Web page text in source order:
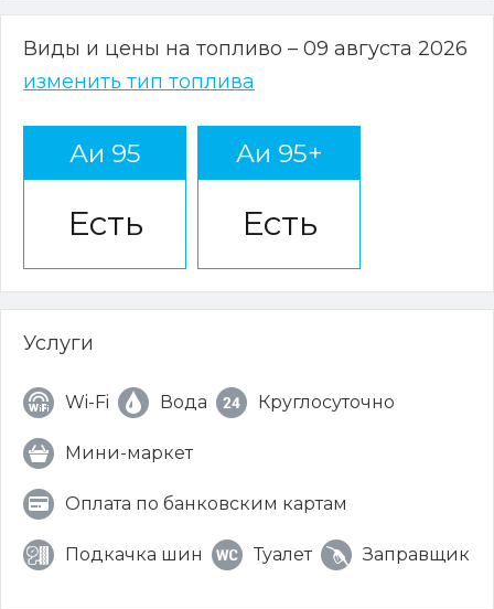
Виды и цены на топливо – 09 августа 2026
изменить тип топлива
Аи 95
Есть
Аи 95+
Есть
Услуги
Wi-Fi Вода Круглосуточно
Мини-маркет
Оплата по банковским картам
Подкачка шин Туалет Заправщик